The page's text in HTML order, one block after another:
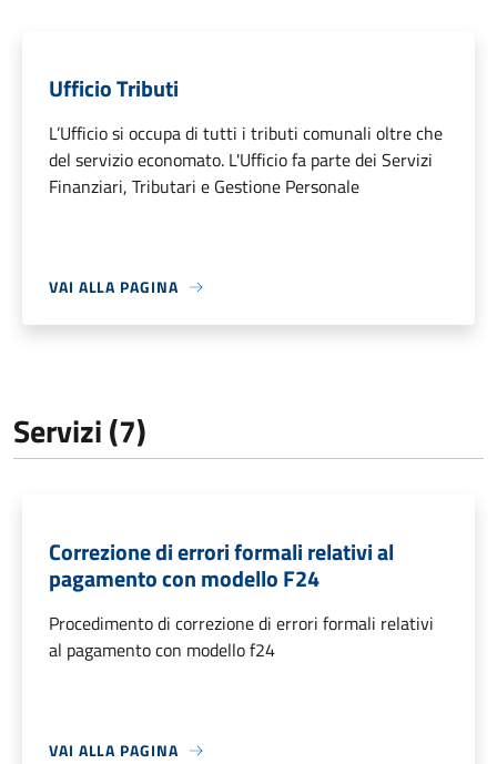
Ufficio Tributi
L’Ufficio si occupa di tutti i tributi comunali oltre che
del servizio economato. L'Ufficio fa parte dei Servizi
Finanziari, Tributari e Gestione Personale
VAI ALLA PAGINA
Servizi (7)
Correzione di errori formali relativi al
pagamento con modello F24
Procedimento di correzione di errori formali relativi
al pagamento con modello f24
VAI ALLA PAGINA